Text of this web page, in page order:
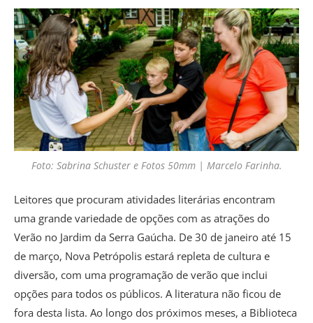
Foto: Sabrina Schuster e Fotos 50mm | Marcelo Farinha.
Leitores que procuram atividades literárias encontram
uma grande variedade de opções com as atrações do
Verão no Jardim da Serra Gaúcha. De 30 de janeiro até 15
de março, Nova Petrópolis estará repleta de cultura e
diversão, com uma programação de verão que inclui
opções para todos os públicos. A literatura não ficou de
fora desta lista. Ao longo dos próximos meses, a Biblioteca